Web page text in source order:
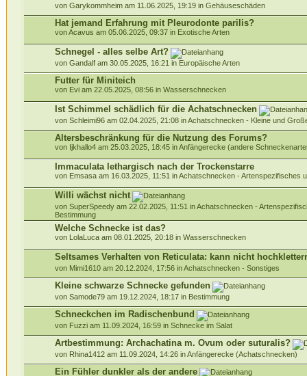
von Garykommheim am 11.06.2025, 19:19 in Gehäuseschäden
Hat jemand Erfahrung mit Pleurodonte parilis?
von Acavus am 05.06.2025, 09:37 in Exotische Arten
Schnegel - alles selbe Art?
von Gandalf am 30.05.2025, 16:21 in Europäische Arten
Futter für Miniteich
von Evi am 22.05.2025, 08:56 in Wasserschnecken
Ist Schimmel schädlich für die Achatschnecken
von Schleimi96 am 02.04.2025, 21:08 inAchatschnecken - Kleine und
Altersbeschränkung für die Nutzung des Forums?
von Ijkhallo4 am 25.03.2025, 18:45 inAnfängerecke (andere
Immaculata lethargisch nach der Trockenstarre
von Emsasa am 16.03.2025, 11:51 inAchatschnecken - Artenspezifisches
Willi wächst nicht
von SuperSpeedy am 22.02.2025, 11:51 inAchatschnecken -
Bestimmung
Welche Schnecke ist das?
von LolaLuca am 08.01.2025, 20:18 in Wasserschnecken
Seltsames Verhalten von Reticulata: kann nicht
von Mimi1610 am 20.12.2024, 17:56 inAchatschnecken - Sonstiges
Kleine schwarze Schnecke gefunden
von Samode79 am 19.12.2024, 18:17 in Bestimmung
Schneckchen im Radischenbund
von Fuzzi am 11.09.2024, 16:59 in Schnecke im Salat
Artbestimmung: Archachatina m. Ovum oder suturalis?
von Rhina1412 am 11.09.2024, 14:26 inAnfängerecke (Achatschnecken)
Ein Fühler dunkler als der andere